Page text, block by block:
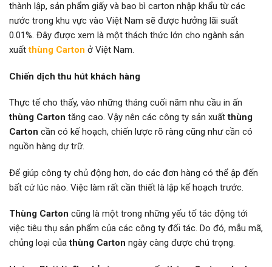
thành lập, sản phẩm giấy và bao bì carton nhập khẩu từ các
nước trong khu vực vào Việt Nam sẽ được hưởng lãi suất
0.01%. Đây được xem là một thách thức lớn cho ngành sản
xuất thùng Carton ở Việt Nam.
Chiến dịch thu hút khách hàng
Thực tế cho thấy, vào những tháng cuối năm nhu cầu in ấn
thùng Carton tăng cao. Vậy nên các công ty sản xuấtthùng
Carton cần có kế hoạch, chiến lược rõ ràng cũng như cần có
nguồn hàng dự trữ.
Để giúp công ty chủ động hơn, do các đơn hàng có thể ập đến
bất cứ lúc nào. Việc làm rất cần thiết là lập kế hoạch trước.
Thùng Carton cũng là một trong những yếu tố tác động tới
việc tiêu thụ sản phẩm của các công ty đối tác. Do đó, mẫu mã,
chủng loại củathùng Carton ngày càng được chú trọng.